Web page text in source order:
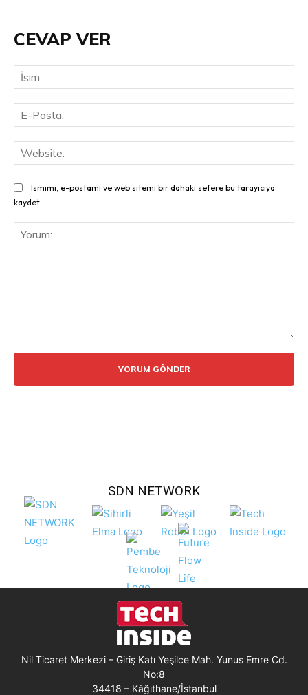
CEVAP VER
Ismimi, e-postamı ve web sitemi bir dahaki sefere bu tarayıcıya
kaydet.
SDN NETWORK
Nil Ticaret Merkezi – Giriş Katı Yeşilce Mah. Yunus Emre Cd.
No:8
34418 – Kâğıthane/İstanbul